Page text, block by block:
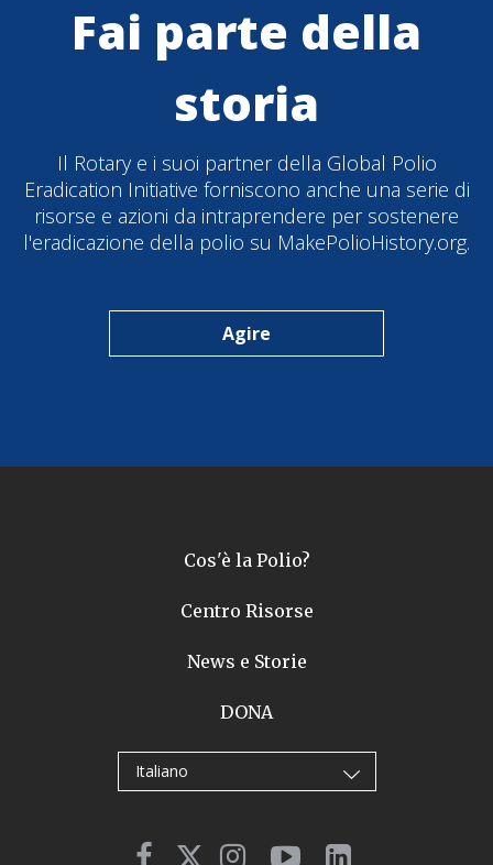
Fai parte della
storia
Il Rotary e i suoi partner della Global Polio
Eradication Initiative forniscono anche una serie di
risorse e azioni da intraprendere per sostenere
l'eradicazione della polio su MakePolioHistory.org.
Agire
Cos'è la Polio?
Centro Risorse
News e Storie
DONA
Italiano